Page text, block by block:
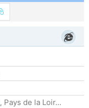
, Pays de la Loir...